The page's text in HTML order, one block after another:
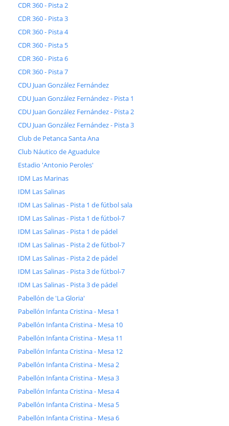
CDR 360 - Pista 2
CDR 360 - Pista 3
CDR 360 - Pista 4
CDR 360 - Pista 5
CDR 360 - Pista 6
CDR 360 - Pista 7
CDU Juan González Fernández
CDU Juan González Fernández - Pista 1
CDU Juan González Fernández - Pista 2
CDU Juan González Fernández - Pista 3
Club de Petanca Santa Ana
Club Náutico de Aguadulce
Estadio 'Antonio Peroles'
IDM Las Marinas
IDM Las Salinas
IDM Las Salinas - Pista 1 de fútbol sala
IDM Las Salinas - Pista 1 de fútbol-7
IDM Las Salinas - Pista 1 de pádel
IDM Las Salinas - Pista 2 de fútbol-7
IDM Las Salinas - Pista 2 de pádel
IDM Las Salinas - Pista 3 de fútbol-7
IDM Las Salinas - Pista 3 de pádel
Pabellón de 'La Gloria'
Pabellón Infanta Cristina - Mesa 1
Pabellón Infanta Cristina - Mesa 10
Pabellón Infanta Cristina - Mesa 11
Pabellón Infanta Cristina - Mesa 12
Pabellón Infanta Cristina - Mesa 2
Pabellón Infanta Cristina - Mesa 3
Pabellón Infanta Cristina - Mesa 4
Pabellón Infanta Cristina - Mesa 5
Pabellón Infanta Cristina - Mesa 6